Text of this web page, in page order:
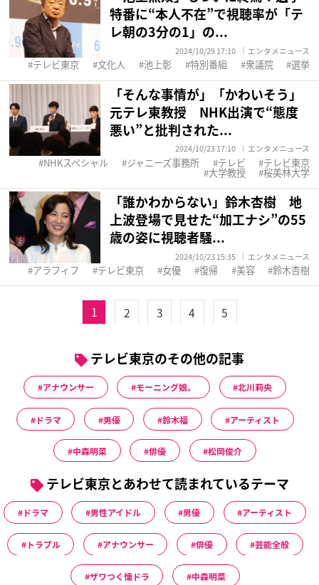
特番に“本人不在”で視聴率が「テ
レ朝の3分の1」の...
2024/10/29 17:10 エンタメニュース
テレビ東京 文化人 池上彰 特別番組 衆議院 選挙
「そんな事情が」「かわいそう」
元テレ東教授 NHK出演で“態度
悪い”と批判された...
2024/10/23 17:10 エンタメニュース
NHKスペシャル ジャニーズ事務所 テレビ テレビ東京
大学教授 桜美林大学
「誰かわからない」鈴木杏樹 地
上波登場で見せた“加工ナシ”の55
歳の姿に視聴者騒...
2024/10/23 15:35 エンタメニュース
アラフィフ テレビ東京 女優 復帰 美容 鈴木杏樹
1 2 3 4 5
テレビ東京のその他の記事
アナウンサー モーニング娘。 北川莉央
ドラマ 男優 鈴木福 アーティスト
中森明菜 俳優 松岡俊介
テレビ東京とあわせて読まれているテーマ
ドラマ 男性アイドル 男優 アーティスト
トラブル アナウンサー 俳優 芸能全般
ザワつく懐ドラ 中森明菜